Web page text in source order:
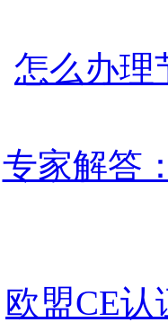
怎么办理
专家解答
欧盟CE